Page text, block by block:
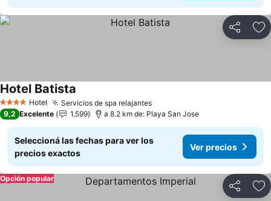
Compartir
4 EstrellasHotel Servicios de spa relajantes
Hotel Batista
9,2 Excelente 1.599 a 8.2 km de: Playa San Jose
Seleccioná las fechas para ver los
precios exactos
Ver precios
Compartir
Opción popular